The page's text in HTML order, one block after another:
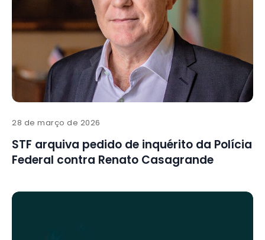
28 de março de 2026
STF arquiva pedido de inquérito da Polícia
Federal contra Renato Casagrande